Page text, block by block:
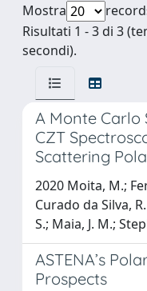
Mostra
Risultati 1 - 3 di 3
secondi).
A Monte Carlo
CZT
Scattering
2020 Moita, M.;
Curado da Silva,
S.; Maia, J. M.;
ASTENA’s
Prospects